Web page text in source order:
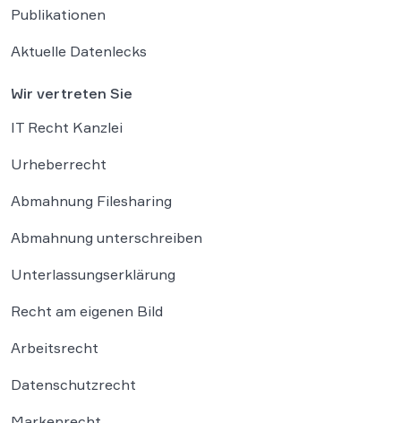
Publikationen
Aktuelle Datenlecks
Wir vertreten Sie
IT Recht Kanzlei
Urheberrecht
Abmahnung Filesharing
Abmahnung unterschreiben
Unterlassungserklärung
Recht am eigenen Bild
Arbeitsrecht
Datenschutzrecht